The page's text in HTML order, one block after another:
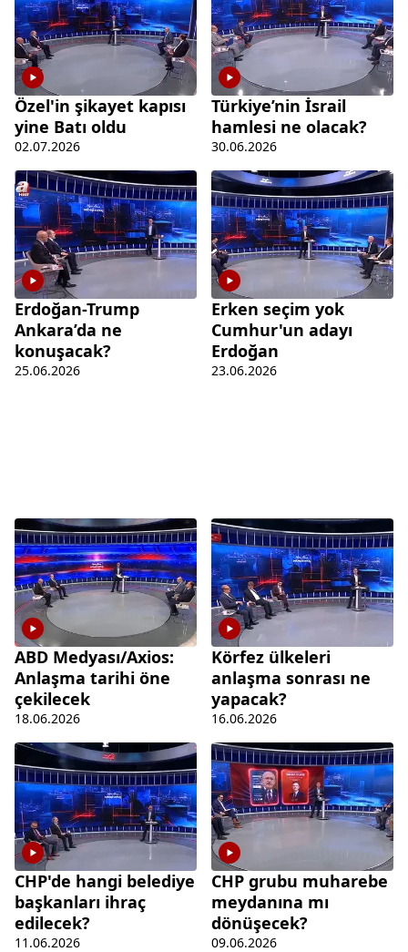
Özel'in şikayet kapısı
yine Batı oldu
02.07.2026
Türkiye’nin İsrail
hamlesi ne olacak?
30.06.2026
Erdoğan-Trump
Ankara’da ne
konuşacak?
25.06.2026
Erken seçim yok
Cumhur'un adayı
Erdoğan
23.06.2026
ABD Medyası/Axios:
Anlaşma tarihi öne
çekilecek
18.06.2026
Körfez ülkeleri
anlaşma sonrası ne
yapacak?
16.06.2026
CHP'de hangi belediye
başkanları ihraç
edilecek?
11.06.2026
CHP grubu muharebe
meydanına mı
dönüşecek?
09.06.2026